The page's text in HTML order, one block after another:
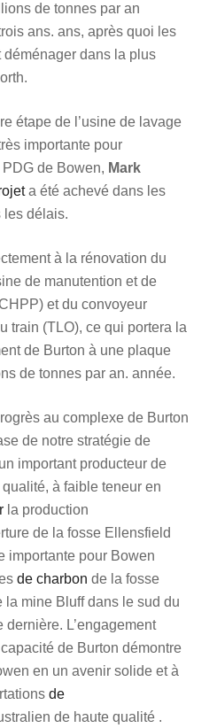
de tonnes par an
ans. ans, après quoi les
dans la plus
étape de l’usine de lavage
importante pour
PDG de Bowen, Mark
a été achevé dans les
les délais.
à la rénovation du
de manutention et de
et du convoyeur
train (TLO), ce qui portera la
de Burton à une plaque
de tonnes par an. année.
au complexe de Burton
de notre stratégie de
important producteur de
à faible teneur en
la production
de la fosse Ellensfield
importante pour Bowen
de charbon de la fosse
la mine Bluff dans le sud du
dernière. L’engagement
de Burton démontre
en un avenir solide et à
de
de haute qualité .